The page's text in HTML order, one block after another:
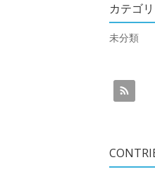
カテゴ
未分類